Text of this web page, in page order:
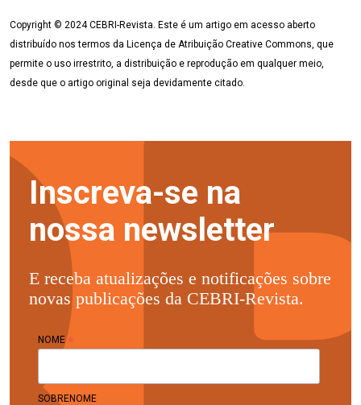
Copyright © 2024 CEBRI-Revista. Este é um artigo em acesso aberto
distribuído nos termos da Licença de Atribuição Creative Commons, que
permite o uso irrestrito, a distribuição e reprodução em qualquer meio,
desde que o artigo original seja devidamente citado.
Inscreva-se na
nossa newsletter
E receba atualizações e notificações sobre
novas publicações da CEBRI-Revista.
NOME
SOBRENOME